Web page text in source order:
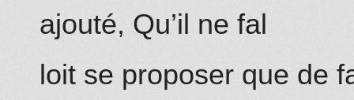
ajouté, Qu’il ne fal
loit se proposer que de